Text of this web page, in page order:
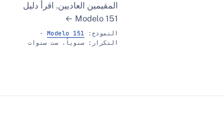
المقيمين العاديين.اقرأ دليل
Modelo 151
·
التكرار: سنوياً، ست سنوات